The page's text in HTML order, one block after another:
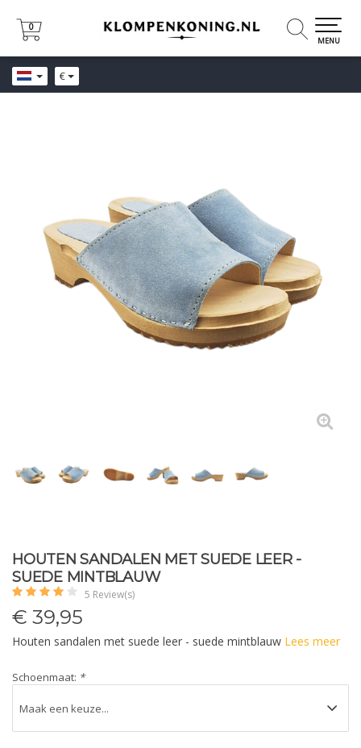
€
0
0
MENU
HOUTEN SANDALEN MET SUEDE LEER -
SUEDE MINTBLAUW
5 Review(s)
€ 39,95
Houten sandalen met suede leer - suede mintblauw Lees meer
Schoenmaat: *